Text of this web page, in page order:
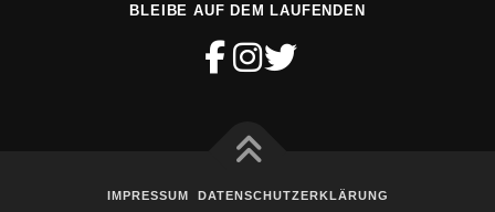
BLEIBE AUF DEM LAUFENDEN
IMPRESSUM DATENSCHUTZERKLÄRUNG